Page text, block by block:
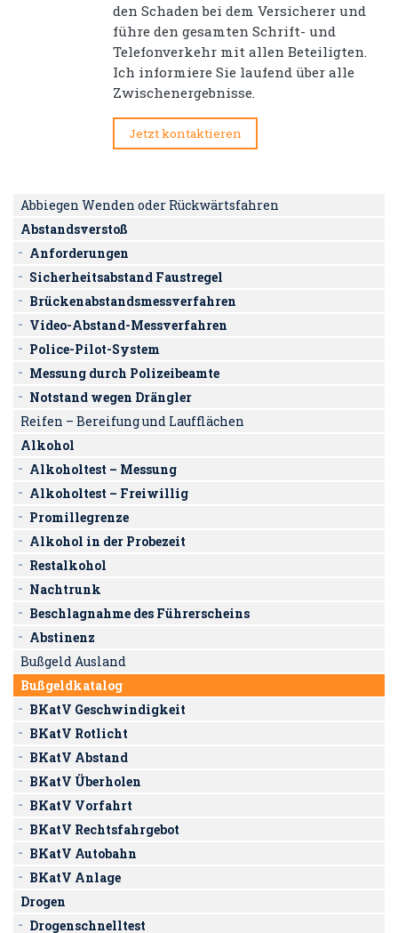
den Schaden bei dem Versicherer und
führe den gesamten Schrift- und
Telefonverkehr mit allen Beteiligten.
Ich informiere Sie laufend über alle
Zwischenergebnisse.
Jetzt kontaktieren
Abbiegen Wenden oder Rückwärtsfahren
Abstandsverstoß
Anforderungen
Sicherheitsabstand Faustregel
Brückenabstandsmessverfahren
Video-Abstand-Messverfahren
Police-Pilot-System
Messung durch Polizeibeamte
Notstand wegen Drängler
Reifen – Bereifung und Laufflächen
Alkohol
Alkoholtest – Messung
Alkoholtest – Freiwillig
Promillegrenze
Alkohol in der Probezeit
Restalkohol
Nachtrunk
Beschlagnahme des Führerscheins
Abstinenz
Bußgeld Ausland
Bußgeldkatalog
BKatV Geschwindigkeit
BKatV Rotlicht
BKatV Abstand
BKatV Überholen
BKatV Vorfahrt
BKatV Rechtsfahrgebot
BKatV Autobahn
BKatV Anlage
Drogen
Drogenschnelltest